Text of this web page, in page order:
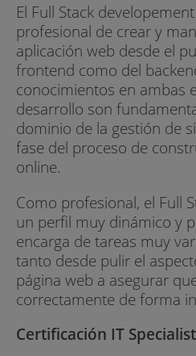
El Full Stack
profesional de crear y
aplicación web desde el
frontend como del
conocimientos en ambas
desarrollo son
dominio de la gestión de
fase del proceso de
online.
Como profesional, el Full
un perfil muy dinámico y
encarga de tareas muy
tanto desde pulir el
página web a asegurar
correctamente de forma
Certificación IT Specialist